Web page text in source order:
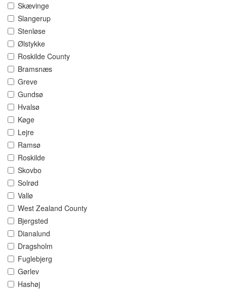
Skævinge
Slangerup
Stenløse
Ølstykke
Roskilde County
Bramsnæs
Greve
Gundsø
Hvalsø
Køge
Lejre
Ramsø
Roskilde
Skovbo
Solrød
Vallø
West Zealand County
Bjergsted
Dianalund
Dragsholm
Fuglebjerg
Gørlev
Hashøj